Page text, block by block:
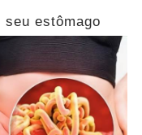
estômago